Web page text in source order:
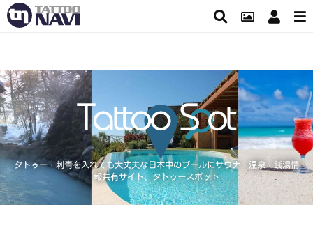
タトゥー・刺青を入れても大丈夫な日本中のプールにサウナ・温泉・銭湯情
報共有サイト、タトゥースポット